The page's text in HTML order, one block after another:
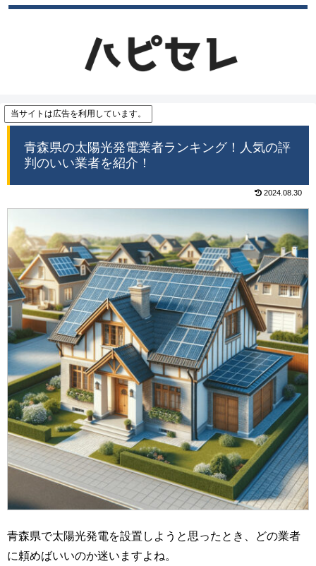
当サイトは広告を利用しています。
青森県の太陽光発電業者ランキング！人気の評
判のいい業者を紹介！
2024.08.30
青森県で太陽光発電を設置しようと思ったとき、どの業者
に頼めばいいのか迷いますよね。